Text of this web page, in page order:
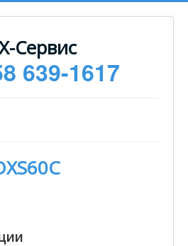
Сервис
639-1617